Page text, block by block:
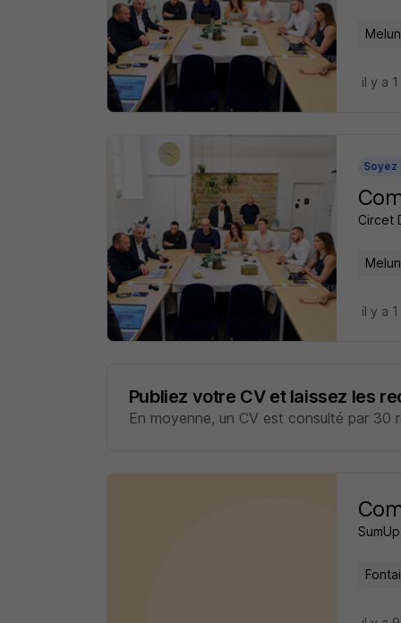
il y a
Soyez
Circet
il y a
Publiez votre CV et laissez les
En moyenne, un CV est consulté par 30
SumUp